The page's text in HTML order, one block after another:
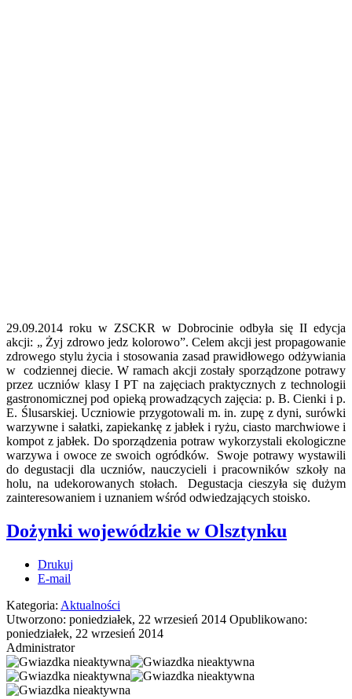
29.09.2014 roku w ZSCKR w Dobrocinie odbyła się II edycja
akcji: „ Żyj zdrowo jedz kolorowo”. Celem akcji jest propagowanie
zdrowego stylu życia i stosowania zasad prawidłowego odżywiania
w codziennej diecie. W ramach akcji zostały sporządzone potrawy
przez uczniów klasy I PT na zajęciach praktycznych z technologii
gastronomicznej pod opieką prowadzących zajęcia: p. B. Cienki i p.
E. Ślusarskiej. Uczniowie przygotowali m. in. zupę z dyni, surówki
warzywne i sałatki, zapiekankę z jabłek i ryżu, ciasto marchwiowe i
kompot z jabłek. Do sporządzenia potraw wykorzystali ekologiczne
warzywa i owoce ze swoich ogródków. Swoje potrawy wystawili
do degustacji dla uczniów, nauczycieli i pracowników szkoły na
holu, na udekorowanych stołach. Degustacja cieszyła się dużym
zainteresowaniem i uznaniem wśród odwiedzających stoisko.
Dożynki wojewódzkie w Olsztynku
Drukuj
E-mail
Kategoria: Aktualności
Utworzono: poniedziałek, 22 wrzesień 2014 Opublikowano:
poniedziałek, 22 wrzesień 2014
Administrator